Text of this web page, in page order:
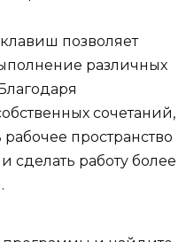
позволяет
различных
сочетаний,
пространство
сделать работу более